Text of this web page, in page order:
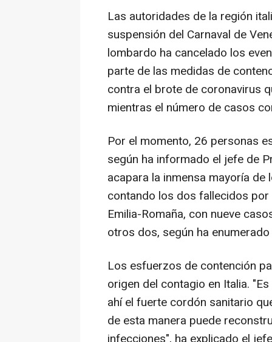
Las autoridades de la región
suspensión del Carnaval de
lombardo ha cancelado los
parte de las medidas de
contra el brote de coronavirus
mientras el número de casos
Por el momento, 26 personas
según ha informado el jefe de
acapara la inmensa mayoría
contando los dos fallecidos
Emilia-Romaña, con nueve
otros dos, según ha
Los esfuerzos de contención
origen del contagio en Italia.
ahí el fuerte cordón sanitario
de esta manera puede